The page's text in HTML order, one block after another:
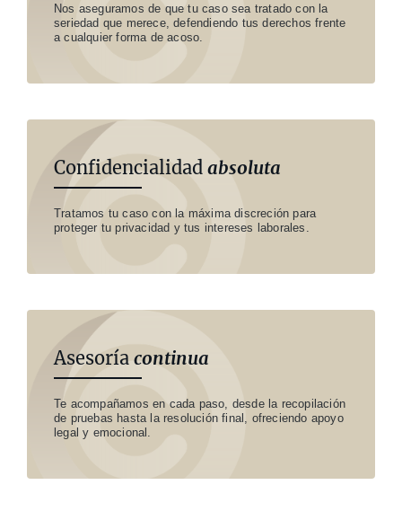
Nos aseguramos de que tu caso sea tratado con la
seriedad que merece, defendiendo tus derechos frente
a cualquier forma de acoso.
Confidencialidad absoluta
Tratamos tu caso con la máxima discreción para
proteger tu privacidad y tus intereses laborales.
Asesoría continua
Te acompañamos en cada paso, desde la recopilación
de pruebas hasta la resolución final, ofreciendo apoyo
legal y emocional.